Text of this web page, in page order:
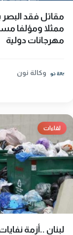
مقاتل فقد
ممثلا ومؤلفا
مهرجانات دولية
وكالة نون
لقاءات
لبنان ..أزمة